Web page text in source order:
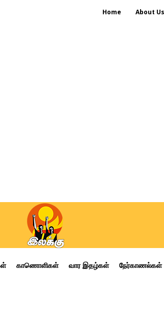
Home About Us
காணொளிகள் வார இதழ்கள் நேர்காணல்கள்